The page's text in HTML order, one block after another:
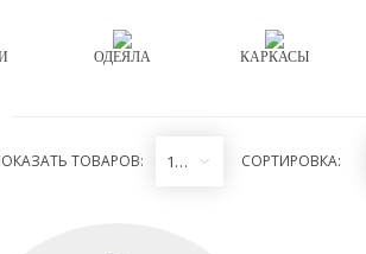
ОДЕЯЛА КАРКАСЫ
ТОВАРОВ: 12 СОРТИРОВКА: